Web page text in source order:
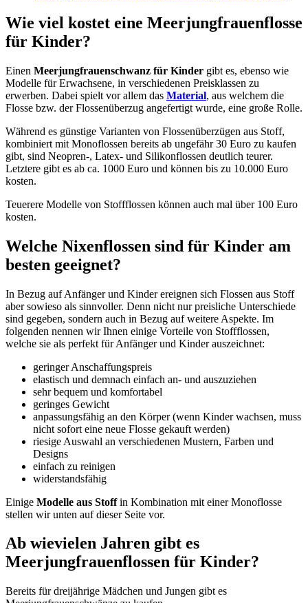
Wie viel kostet eine Meerjungfrauenflosse
für Kinder?
Einen Meerjungfrauenschwanz für Kinder gibt es, ebenso wie
Modelle für Erwachsene, in verschiedenen Preisklassen zu
erwerben. Dabei spielt vor allem das Material, aus welchem die
Flosse bzw. der Flossenüberzug angefertigt wurde, eine große Rolle.
Während es günstige Varianten von Flossenüberzügen aus Stoff,
kombiniert mit Monoflossen bereits ab ungefähr 30 Euro zu kaufen
gibt, sind Neopren-, Latex- und Silikonflossen deutlich teurer.
Letztere gibt es ab ca. 1000 Euro und können bis zu 10.000 Euro
kosten.
Teuerere Modelle von Stoffflossen können auch mal über 100 Euro
kosten.
Welche Nixenflossen sind für Kinder am
besten geeignet?
In Bezug auf Anfänger und Kinder ereignen sich Flossen aus Stoff
aber sowieso als sinnvoller. Denn nicht nur preisliche Unterschiede
sind gegeben, sondern auch in Bezug auf weitere Aspekte. Im
folgenden nennen wir Ihnen einige Vorteile von Stoffflossen,
welche sie als perfekt für Anfänger und Kinder auszeichnet:
geringer Anschaffungspreis
elastisch und demnach einfach an- und auszuziehen
sehr bequem und komfortabel
geringes Gewicht
anpassungsfähig an den Körper (wenn Kinder wachsen, muss
nicht sofort eine neue Flosse gekauft werden)
riesige Auswahl an verschiedenen Mustern, Farben und
Designs
einfach zu reinigen
widerstandsfähig
Einige Modelle aus Stoffin Kombination mit einer Monoflosse
stellen wir unten auf dieser Seite vor.
Ab wievielen Jahren gibt es
Meerjungfrauenflossen für Kinder?
Bereits für dreijährige Mädchen und Jungen gibt es